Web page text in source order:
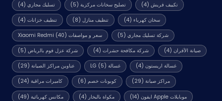
تسليك مجاري(4) تصليح سخانات مركزية (5) تكييف فريش (4)
تنظيف خزانات(4) تنظيف منازل (8) سخان كهرباء (4)
سعر و مواصفات Xiaomi Redmi (40) شركة تسليك مجاري (5)
شركة عزل فوم بالرياض(5) شركة مكافحة حشرات (4) صيانة الأفران (4)
عناوين مراكز الصيانة(29) غسالة LG (5) غسالة اريستون (4)
كاميرات مراقبة(24) كوبونات خصم (6) مراكز صيانة (29)
مكانس كهربائية(49) مكواة بالبخار (4) موبايلات Apple ايفون (14)